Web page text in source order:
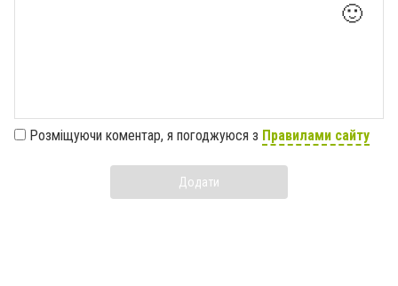
🙂
Розміщуючи коментар, я погоджуюся з Правилами сайту
Додати